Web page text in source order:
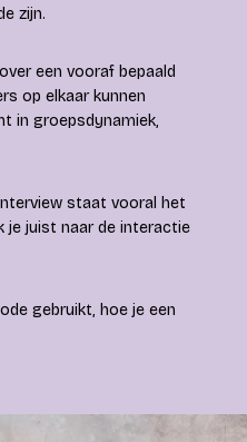
zijn.
een vooraf bepaald
op elkaar kunnen
in groepsdynamiek,
staat vooral het
je juist naar de interactie
gebruikt, hoe je een